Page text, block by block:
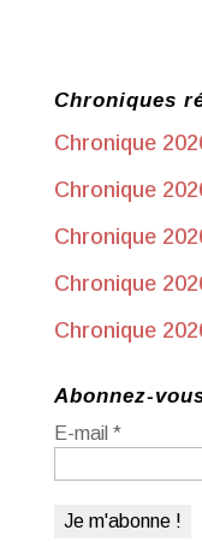
Chroniques
Chronique
Chronique
Chronique
Chronique
Chronique
Abonnez-
E-mail *